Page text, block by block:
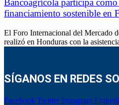
Bancoagrícola participa
financiamiento sostenible en
El Foro Internacional del Mercado
realizó en Honduras con la
SÍGANOS EN REDES
Facebook Twitter Instagram